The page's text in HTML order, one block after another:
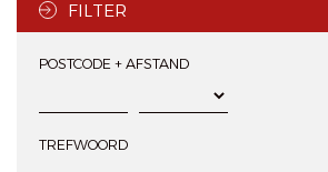
FILTER
POSTCODE + AFSTAND
TREFWOORD